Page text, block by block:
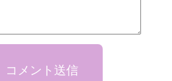
コメント送信